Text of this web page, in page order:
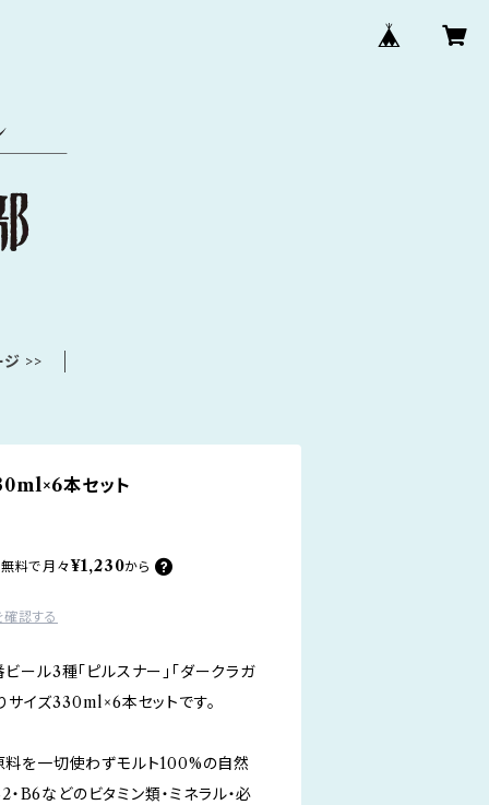
>>
本セット
料で 月々¥1,230から
認する
ール3種「ピルスナー」「ダークラガ
サイズ330ml×6本セットです。
を一切使わずモルト100%の自然
B6などのビタミン類・ミネラル・必